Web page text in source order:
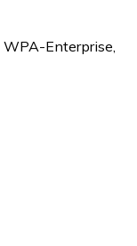
WPA-Enterprise,